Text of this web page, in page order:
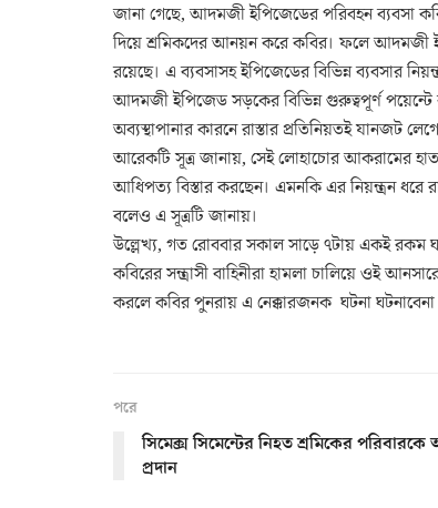
জানা গেছে, আদমজী ইপিজেডের পরিবহন ব্যবসা
দিয়ে শ্রমিকদের আনয়ন করে কবির। ফলে আদমজী
রয়েছে। এ ব্যবসাসহ ইপিজেডের বিভিন্ন ব্যবসার
আদমজী ইপিজেড সড়কের বিভিন্ন গুরুত্বপূর্ণ পয়েন্টে
অব্যস্থাপানার কারনে রাস্তার প্রতিনিয়তই যানজট
আরেকটি সূত্র জানায়, সেই লোহাচোর আকরামের
আধিপত্য বিস্তার করছেন। এমনকি এর নিয়ন্ত্রন ধরে
বলেও এ সূত্রটি জানায়।
উল্লেখ্য, গত রোববার সকাল সাড়ে ৭টায় একই
কবিরের সন্ত্রাসী বাহিনীরা হামলা চালিয়ে ওই
করলে কবির পুনরায় এ নেক্কারজনক ঘটনা
পরে
সিমেক্স সিমেন্টের নিহত শ্রমিকের পরিবারকে
প্রদান